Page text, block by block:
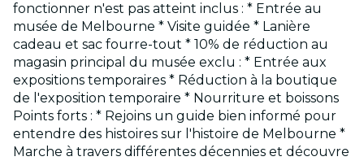
fonctionner n'est pas atteint inclus : * Entrée au
musée de Melbourne * Visite guidée * Lanière
cadeau et sac fourre-tout * 10% de réduction au
magasin principal du musée exclu : * Entrée aux
expositions temporaires * Réduction à la boutique
de l'exposition temporaire * Nourriture et boissons
Points forts : * Rejoins un guide bien informé pour
entendre des histoires sur l'histoire de Melbourne *
Marche à travers différentes décennies et découvre